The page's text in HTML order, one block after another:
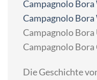
Campagnolo Bora
Campagnolo
Campagnolo Bora
Campagnolo Bora
Die Geschichte